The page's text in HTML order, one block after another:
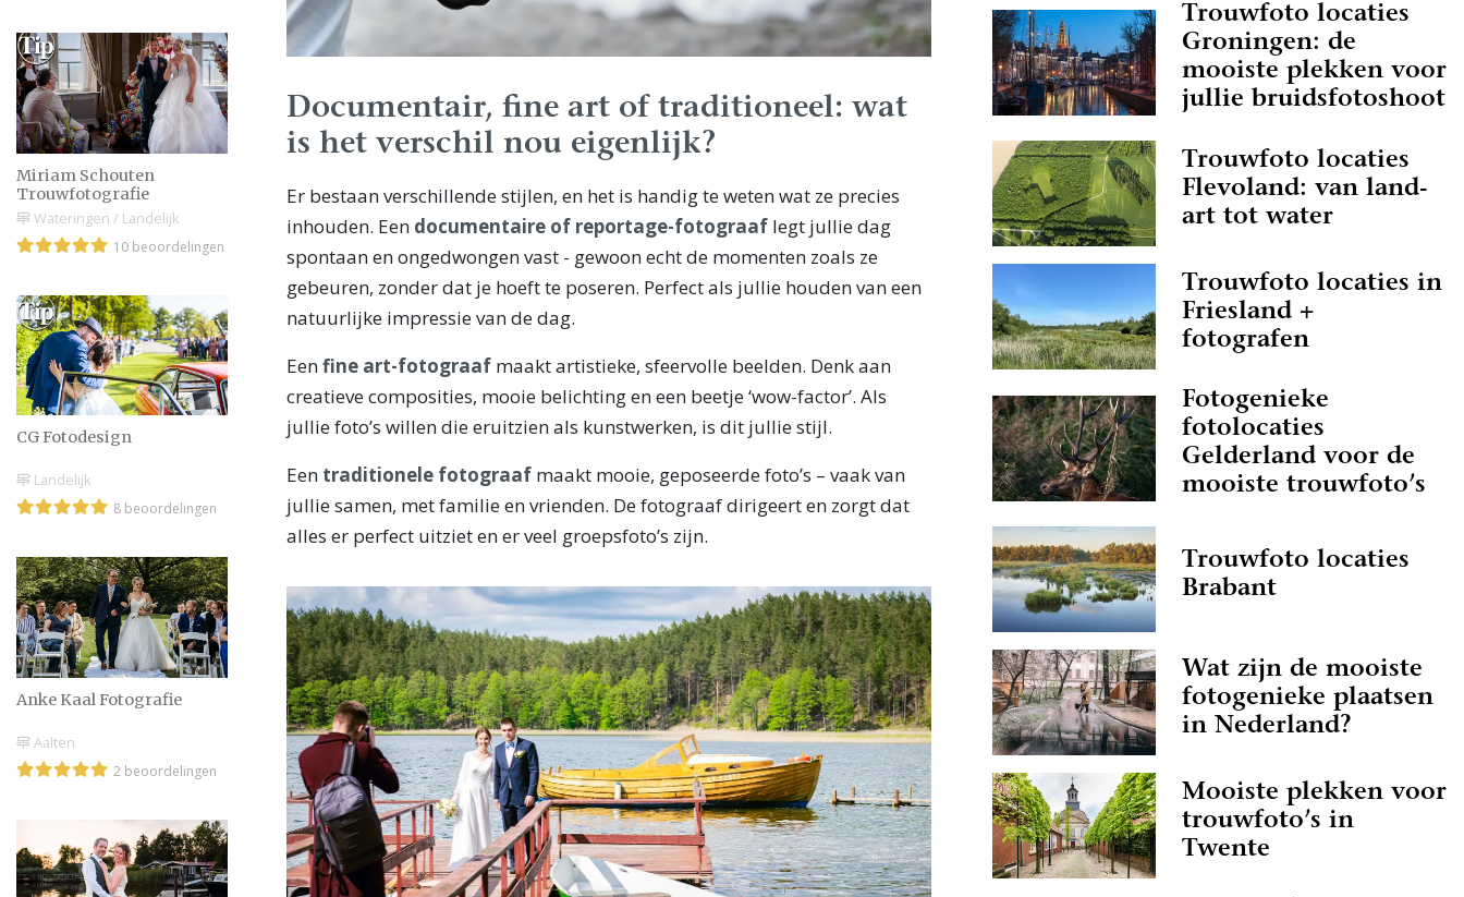
Miriam Schouten
Trouwfotografie
Wateringen / Landelijk
10 beoordelingen
CG Fotodesign
Landelijk
8 beoordelingen
Anke Kaal Fotografie
Aalten
2 beoordelingen
Documentair, fine art of traditioneel: wat
is het verschil nou eigenlijk?
Er bestaan verschillende stijlen, en het is handig te weten wat ze precies
inhouden. Een documentaire of reportage-fotograaf legt jullie dag
spontaan en ongedwongen vast - gewoon echt de momenten zoals ze
gebeuren, zonder dat je hoeft te poseren. Perfect als jullie houden van een
natuurlijke impressie van de dag.
Eenfine art-fotograaf maakt artistieke, sfeervolle beelden. Denk aan
creatieve composities, mooie belichting en een beetje ‘wow-factor’. Als
jullie foto’s willen die eruitzien als kunstwerken, is dit jullie stijl.
Een traditionele fotograaf maakt mooie, geposeerde foto’s – vaak van
jullie samen, met familie en vrienden. De fotograaf dirigeert en zorgt dat
alles er perfect uitziet en er veel groepsfoto’s zijn.
Trouwfoto locaties
Groningen: de
mooiste plekken voor
jullie bruidsfotoshoot
Trouwfoto locaties
Flevoland: van land-
art tot water
Trouwfoto locaties in
Friesland +
fotografen
Fotogenieke
fotolocaties
Gelderland voor de
mooiste trouwfoto’s
Trouwfoto locaties
Brabant
Wat zijn de mooiste
fotogenieke plaatsen
in Nederland?
Mooiste plekken voor
trouwfoto’s in
Twente